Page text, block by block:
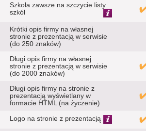
Szkoła zawsze na szczycie listy
szkół
Krótki opis firmy na własnej
stronie z prezentacją w serwisie
(do 250 znaków)
Długi opis firmy na własnej
stronie z prezentacją w serwisie
(do 2000 znaków)
Długi opis firmy na stronie z
prezentacją wyświetlany w
formacie HTML (na życzenie)
Logo na stronie z prezentacją